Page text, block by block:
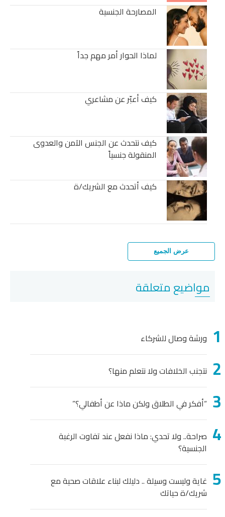
المصارحة الجنسية
لماذا الحوار أمر مهم جداً
كيف أعبّر عن مشاعري
كيف نتحدث عن الجنس الآمن والعدوى
المنقولة جنسياً
كيف أتحدث مع الشريك/ة
عرض الجميع
مواضيع متعلقة
ورشة وصال للشركاء
نتجنب الخلافات ولا نتعلم منها؟
“أفكر في الطلاق ولكن ماذا عن أطفالي؟”
صراحة.. ولا تحدي: ماذا نفعل عند تفاوت الرغبة
الجنسية؟
غاية وليست وسيلة .. دليلك لبناء علاقات صحية مع
شريك/ة حياتك